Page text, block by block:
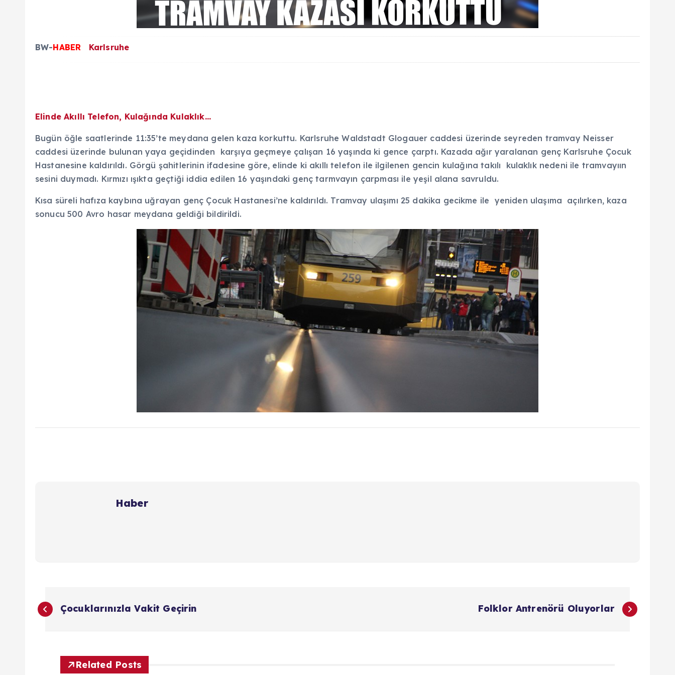
BW-HABER Karlsruhe
Elinde Akıllı Telefon, Kulağında Kulaklık…
Bugün öğle saatlerinde 11:35’te meydana gelen kaza korkuttu. Karlsruhe Waldstadt Glogauer caddesi üzerinde seyreden tramvay Neisser
caddesi üzerinde bulunan yaya geçidinden karşıya geçmeye çalışan 16 yaşında ki gence çarptı. Kazada ağır yaralanan genç Karlsruhe Çocuk
Hastanesine kaldırıldı. Görgü şahitlerinin ifadesine göre, elinde ki akıllı telefon ile ilgilenen gencin kulağına takılı kulaklık nedeni ile tramvayıın
sesini duymadı. Kırmızı ışıkta geçtiği iddia edilen 16 yaşındaki genç tarmvayın çarpması ile yeşil alana savruldu.
Kısa süreli hafıza kaybına uğrayan genç Çocuk Hastanesi’ne kaldırıldı. Tramvay ulaşımı 25 dakika gecikme ile yeniden ulaşıma açılırken, kaza
sonucu 500 Avro hasar meydana geldiği bildirildi.
Haber
Y
Çocuklarınızla Vakit Geçirin Folklor Antrenörü Oluyorlar
Related Posts